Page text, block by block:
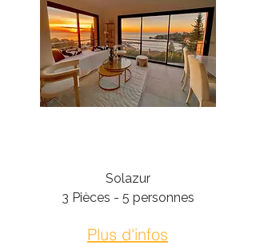
Solazur
3 Pièces - 5 personnes
Plus d'infos